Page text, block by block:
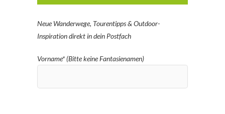
Neue Wanderwege, Tourentipps & Outdoor-
Inspiration direkt in dein Postfach
Vorname* (Bitte keine Fantasienamen)